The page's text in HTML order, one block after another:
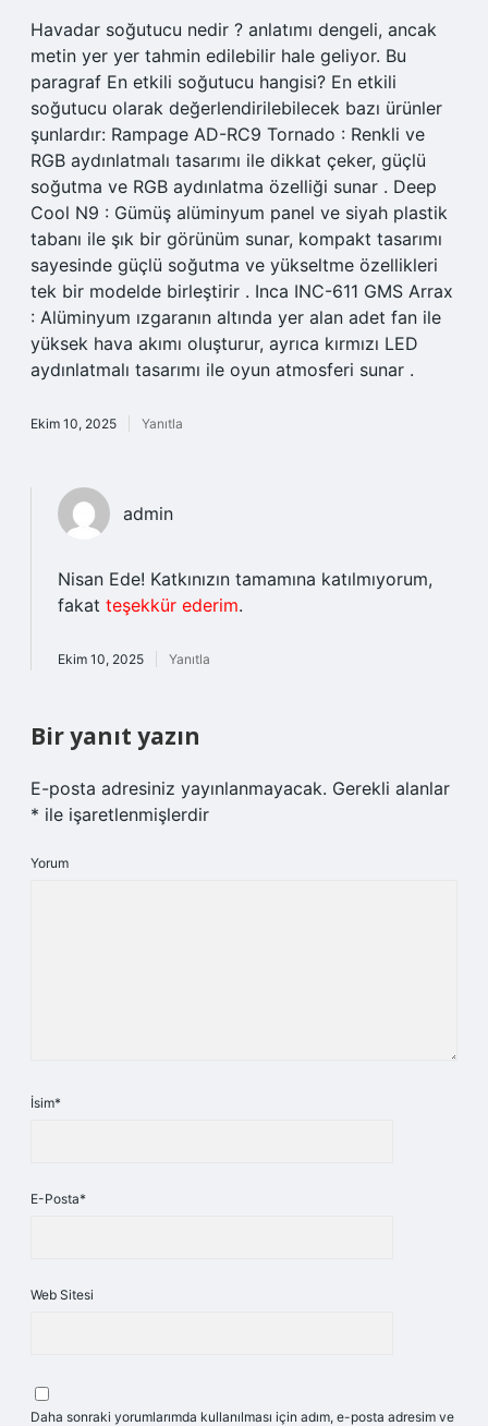
Havadar soğutucu nedir ? anlatımı dengeli, ancak
metin yer yer tahmin edilebilir hale geliyor. Bu
paragraf En etkili soğutucu hangisi? En etkili
soğutucu olarak değerlendirilebilecek bazı ürünler
şunlardır: Rampage AD-RC9 Tornado : Renkli ve
RGB aydınlatmalı tasarımı ile dikkat çeker, güçlü
soğutma ve RGB aydınlatma özelliği sunar . Deep
Cool N9 : Gümüş alüminyum panel ve siyah plastik
tabanı ile şık bir görünüm sunar, kompakt tasarımı
sayesinde güçlü soğutma ve yükseltme özellikleri
tek bir modelde birleştirir . Inca INC-611 GMS Arrax
: Alüminyum ızgaranın altında yer alan adet fan ile
yüksek hava akımı oluşturur, ayrıca kırmızı LED
aydınlatmalı tasarımı ile oyun atmosferi sunar .
Ekim 10, 2025 Yanıtla
admin
Nisan Ede! Katkınızın tamamına katılmıyorum,
fakat teşekkür ederim.
Ekim 10, 2025 Yanıtla
Bir yanıt yazın
E-posta adresiniz yayınlanmayacak. Gerekli alanlar
* ile işaretlenmişlerdir
Yorum
İsim*
E-Posta*
Web Sitesi
Daha sonraki yorumlarımda kullanılması için adım, e-posta adresim ve